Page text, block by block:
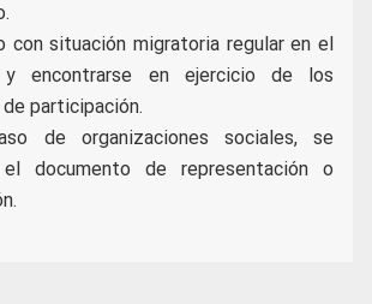
con situación migratoria regular en el
y encontrarse en ejercicio de los
participación.
de organizaciones sociales, se
el documento de representación o